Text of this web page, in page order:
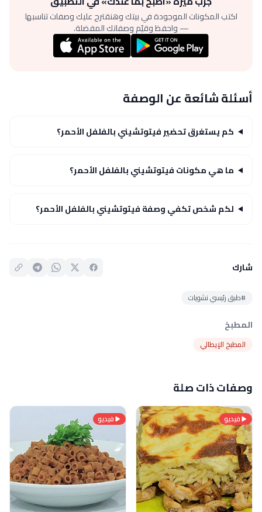
اكتب المكونات الموجودة في بيتك وهنقترح عليك وصفات تناسبها
— واحفظ وقيّم وصفاتك المفضلة.
أسئلة شائعة عن الوصفة
كم يستغرق تحضير فيتوتشيني بالفلفل الأحمر؟
ما هي مكونات فيتوتشيني بالفلفل الأحمر؟
لكم شخص تكفي وصفة فيتوتشيني بالفلفل الأحمر؟
شارك
#طبق رئيسي نشويات
المطبخ
المطبخ الإيطالي
وصفات ذات صلة
فيديو فيديو